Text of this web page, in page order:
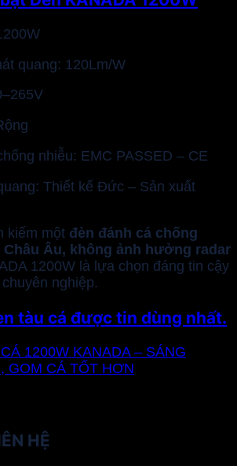
quang: 120Lm/W
nhiễu: EMC PASSED – CE
Thiết kế Đức – Sản xuất
kiếm một đèn đánh cá chống
Châu Âu, không ảnh hưởng radar
1200W là lựa chọn đáng tin cậy
nghiệp.
tàu cá được tin dùng nhất.
1200W KANADA – SÁNG
GOM CÁ TỐT HƠN
HỆ